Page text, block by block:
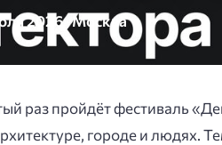
2026 · Москва
раз пройдёт фестиваль
городе и людях.